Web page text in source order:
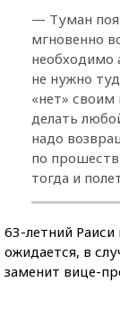
— Туман
мгновенно
необходимо
не нужно
«нет»
делать
надо
по
тогда и
63-летний
ожидается, в
заменит вице-